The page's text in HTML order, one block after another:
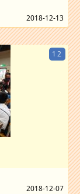
2018-12-13
12
2018-12-07